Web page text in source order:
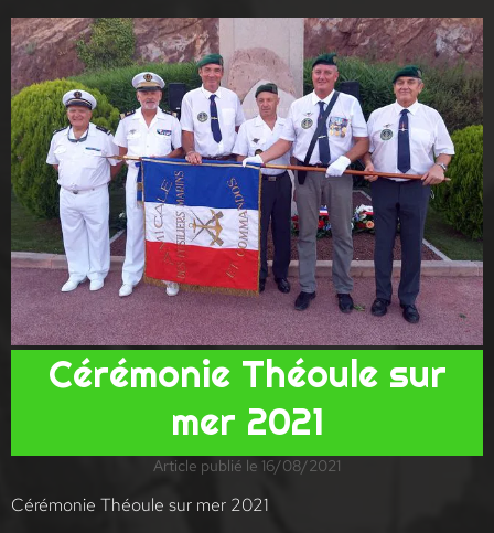
Cérémonie Théoule sur
mer 2021
Article publié le 16/08/2021
Cérémonie Théoule sur mer 2021